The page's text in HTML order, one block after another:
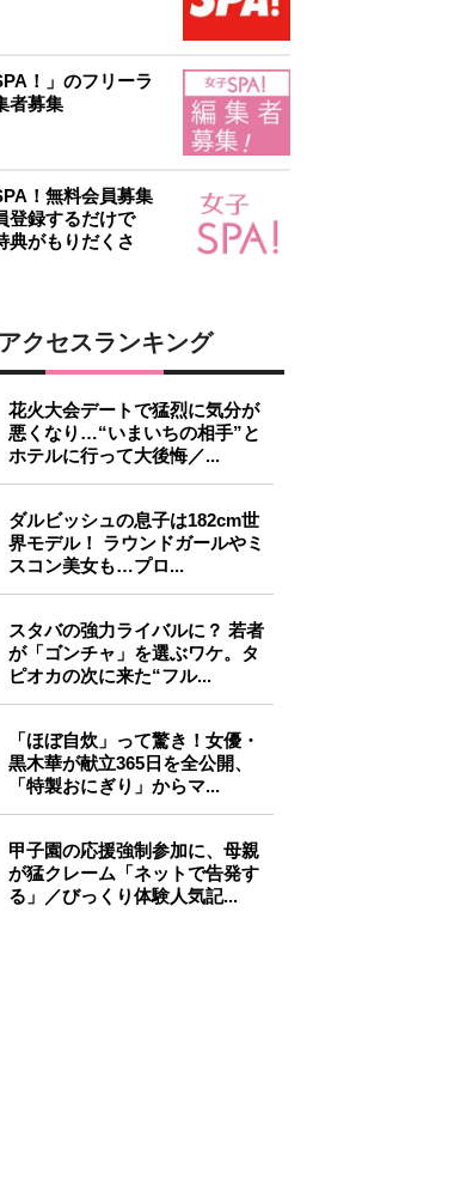
！」のフリーラ
者募集
！無料会員募集
登録するだけで
典がもりだくさ
アクセスランキング
花火大会デートで猛烈に気分が
悪くなり…“いまいちの相手”と
ホテルに行って大後悔／...
ダルビッシュの息子は182cm世
界モデル！ ラウンドガールやミ
スコン美女も…プロ...
スタバの強力ライバルに？ 若者
が「ゴンチャ」を選ぶワケ。タ
ピオカの次に来た“フル...
「ほぼ自炊」って驚き！女優・
黒木華が献立365日を全公開、
「特製おにぎり」からマ...
甲子園の応援強制参加に、母親
が猛クレーム「ネットで告発す
る」／びっくり体験人気記...